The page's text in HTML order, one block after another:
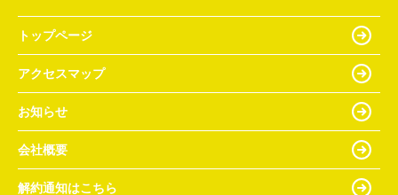
トップページ
アクセスマップ
お知らせ
会社概要
解約通知はこちら